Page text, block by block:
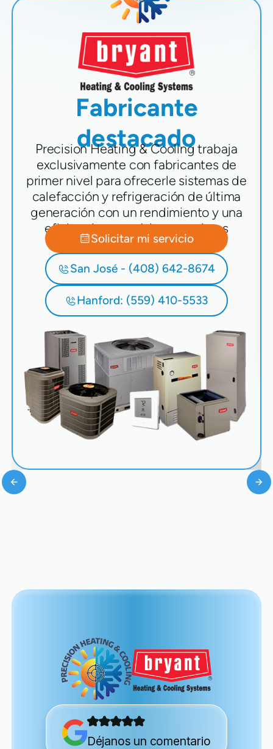
Fabricante
destacado
Precision Heating & Cooling trabaja
exclusivamente con fabricantes de
primer nivel para ofrecerle sistemas de
calefacción y refrigeración de última
generación con un rendimiento y una
eficiencia energética superiores
Solicitar mi servicio
San José - (408) 642-8674
Hanford: (559) 410-5533
Déjanos un comentario